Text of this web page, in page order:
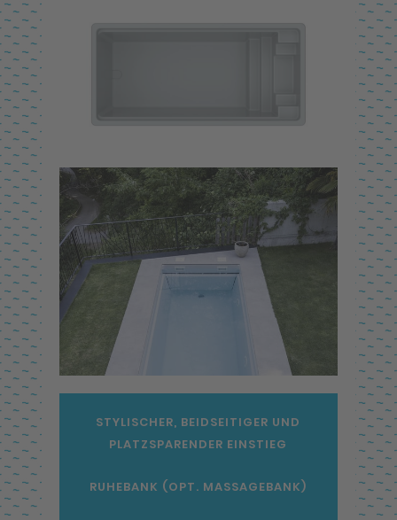
STYLISCHER, BEIDSEITIGER UND
PLATZSPARENDER EINSTIEG
RUHEBANK (OPT. MASSAGEBANK)